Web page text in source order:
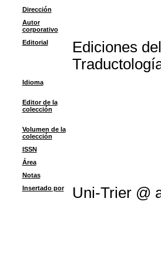
Dirección
Autor
corporativo
Editorial
Ediciones
Idioma
Editor de la
colección
Volumen de la
colección
ISSN
Área
Notas
Insertado por
Uni-Trier @